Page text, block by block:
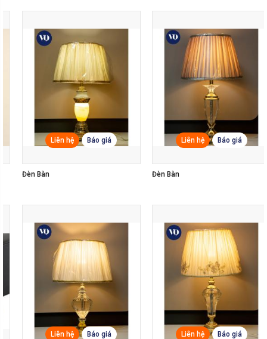
Liên hệ Báo giá
Đèn Bàn
Liên hệ Báo giá
Đèn Ray Rọi
Liên hệ Báo giá Liên hệ Báo giá